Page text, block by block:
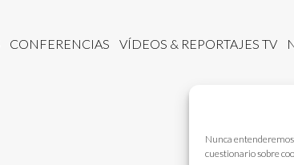
Nunca
cuestionario sobre
CONFERENCIAS VÍDEOS & REPORTAJES TV